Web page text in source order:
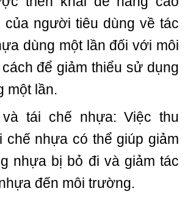
của người tiêu dùng về tác
dùng một lần đối với môi
để giảm thiểu sử dụng
một lần.
tái chế nhựa: Việc thu
chế nhựa có thể giúp giảm
nhựa bị bỏ đi và giảm tác
đến môi trường.